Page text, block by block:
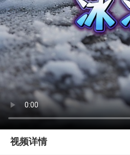
视频详情